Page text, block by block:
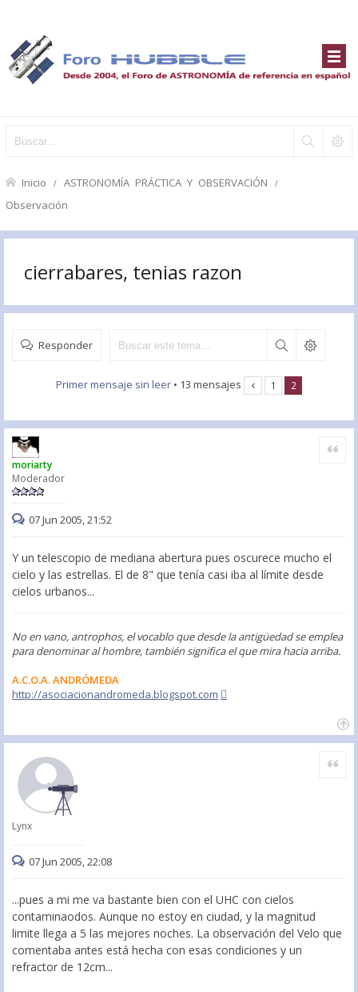
Inicio ASTRONOMÍA PRÁCTICA Y OBSERVACIÓN
Observación
cierrabares, tenias razon
Responder
Primer mensaje sin leer • 13 mensajes 1 2
moriarty
Moderador
Citar
07 Jun 2005, 21:52
Y un telescopio de mediana abertura pues oscurece mucho el
cielo y las estrellas. El de 8" que tenía casi iba al límite desde
cielos urbanos...
No en vano, antrophos, el vocablo que desde la antigüedad se emplea
para denominar al hombre, también significa el que mira hacia arriba.
A.C.O.A. ANDRÓMEDA
http://asociacionandromeda.blogspot.com
Lynx
Citar
07 Jun 2005, 22:08
...pues a mi me va bastante bien con el UHC con cielos
contaminaodos. Aunque no estoy en ciudad, y la magnitud
limite llega a 5 las mejores noches. La observación del Velo que
comentaba antes está hecha con esas condiciones y un
refractor de 12cm...